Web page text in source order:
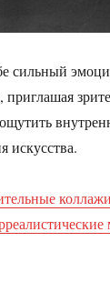
сильный
искусства.